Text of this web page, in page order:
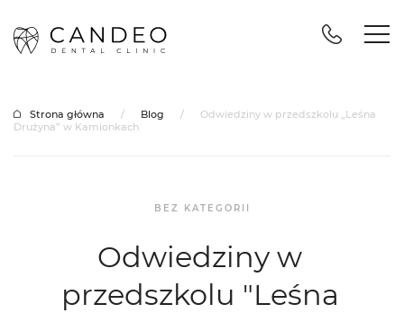
Strona główna / Blog /
Odwiedziny w przedszkolu „Leśna
Drużyna” w Kamionkach
BEZ KATEGORII
Odwiedziny w
przedszkolu "Leśna